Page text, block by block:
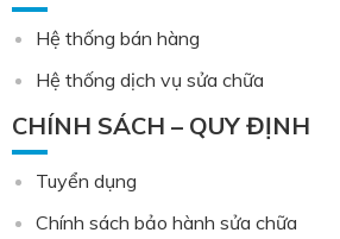
Hệ thống bán hàng
Hệ thống dịch vụ sửa chữa
CHÍNH SÁCH – QUY ĐỊNH
Tuyển dụng
Chính sách bảo hành sửa chữa